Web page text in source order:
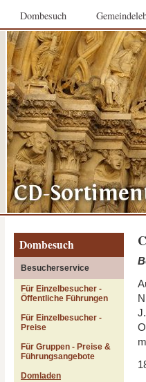
Dombesuch
Dombesuch
Besucherservice
Für Einzelbesucher -
Öffentliche Führungen
Für Einzelbesucher -
Preise
Für Gruppen - Preise &
Führungsangebote
Domladen